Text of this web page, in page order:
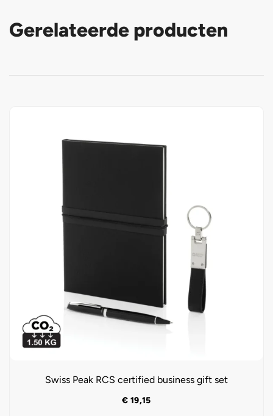
Gerelateerde producten
Swiss Peak RCS certified business gift set
€ 19,15